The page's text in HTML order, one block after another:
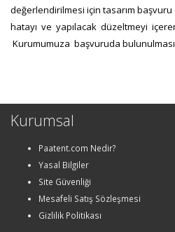
değerlendirilmesi için tasarım
hatayı ve yapılacak düzeltmeyi
Kurumumuza başvuruda
Kurumsal
Paatent.com Nedir?
Yasal Bilgiler
Site Güvenliği
Mesafeli Satış Sözleşmesi
Gizlilik Politikası